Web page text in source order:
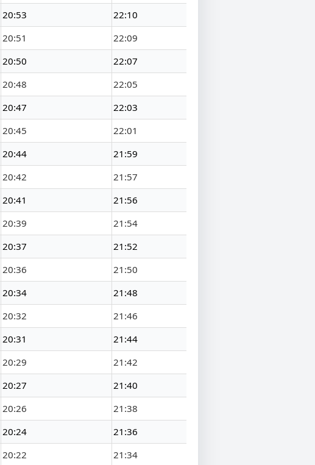
20:53
22:10
20:51
22:09
20:50
22:07
20:48
22:05
20:47
22:03
20:45
22:01
20:44
21:59
20:42
21:57
20:41
21:56
20:39
21:54
20:37
21:52
20:36
21:50
20:34
21:48
20:32
21:46
20:31
21:44
20:29
21:42
20:27
21:40
20:26
21:38
20:24
21:36
20:22
21:34